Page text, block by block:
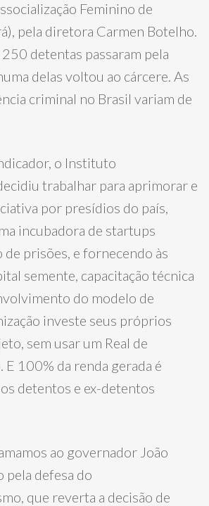
Feminino de
pela diretora Carmen Botelho.
detentas passaram pela
delas voltou ao cárcere. As
criminal no Brasil variam de
o Instituto
trabalhar para aprimorar e
por presídios do país,
incubadora de startups
prisões, e fornecendo às
semente, capacitação técnica
do modelo de
investe seus próprios
sem usar um Real de
100% da renda gerada é
detentos e ex-detentos
ao governador João
pela defesa do
que reverta a decisão de